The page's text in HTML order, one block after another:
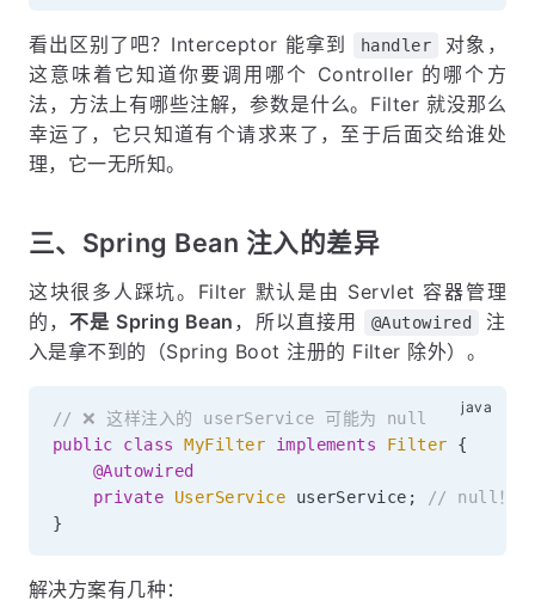
看出区别了吧？Interceptor 能拿到 handler
对象，
这意味着它知道你要调用哪个 Controller 的哪个方
法，方法上有哪些注解，参数是什么。Filter 就没那么
幸运了，它只知道有个请求来了，至于后面交给谁处
理，它一无所知。
三、Spring Bean 注入的差异
这块很多人踩坑。Filter 默认是由 Servlet 容器管理
的，不是 Spring Bean ，所以直接用 @Autowired
注
入是拿不到的（Spring Boot 注册的 Filter 除外）。
// ❌ 这样注入的 userService 可能为 null
public
class MyFilter implements Filter
{
@Autowired
private
UserService userService ;
// null！
}
解决方案有几种：